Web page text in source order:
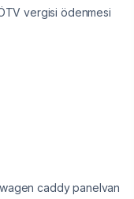
vergisi ödenmesi
caddy panelvan